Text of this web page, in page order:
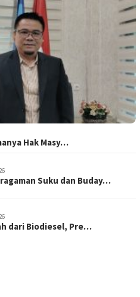
Hak Masy…
Suku dan Buday…
dari Biodiesel, Pre…